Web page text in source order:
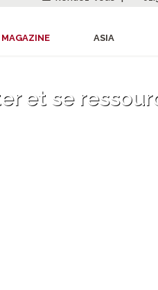
MAGAZINE ASIA
et se